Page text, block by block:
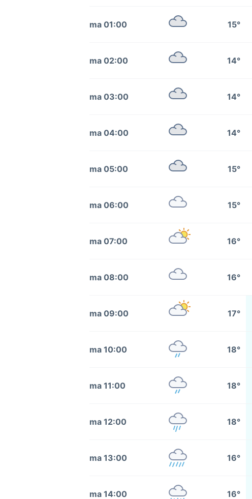
ma 01:00 15°
ma 02:00 14°
ma 03:00 14°
ma 04:00 14°
ma 05:00 15°
ma 06:00 15°
ma 07:00 16°
ma 08:00 16°
ma 09:00 17°
ma 10:00 18°
ma 11:00 18°
ma 12:00 18°
ma 13:00 16°
ma 14:00 16°